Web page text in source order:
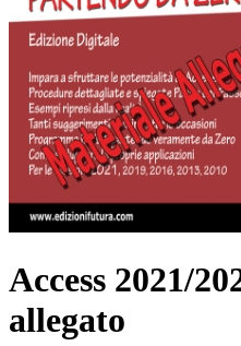
Access 2021/
allegato